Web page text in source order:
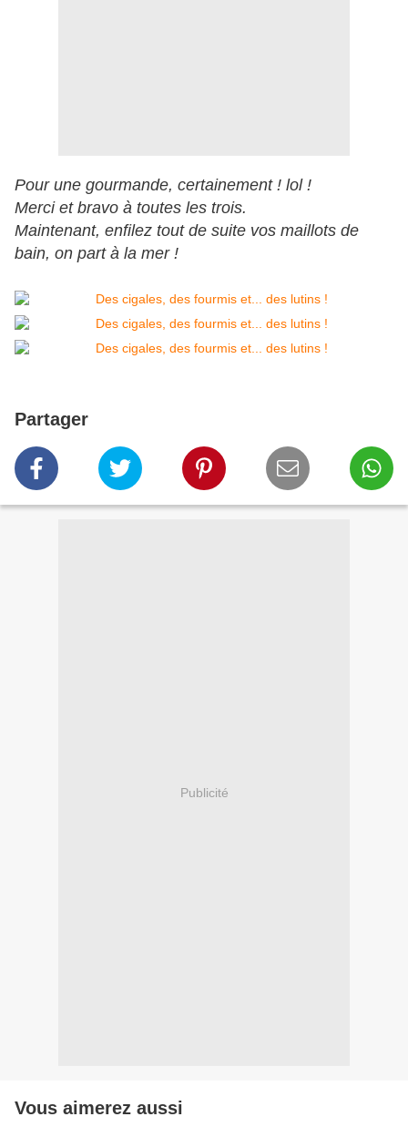
Pour une gourmande, certainement ! lol !
Merci et bravo à toutes les trois.
Maintenant, enfilez tout de suite vos maillots de
bain, on part à la mer !
Partager
Publicité
Vous aimerez aussi